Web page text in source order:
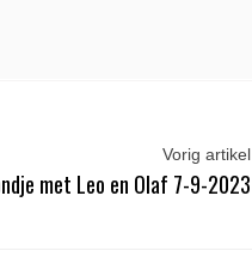
Vorig artikel
met Leo en Olaf 7-9-2023